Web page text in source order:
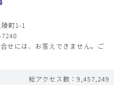
町1-1
せには、お答えできません。ご
総アクセス数：9,457,249